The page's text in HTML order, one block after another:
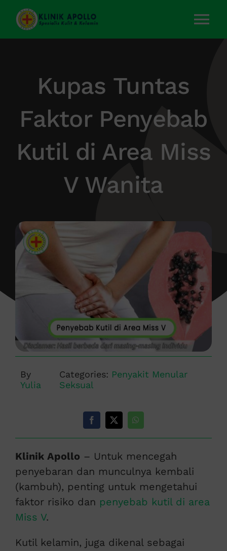
Skip
content
Layanan Kami
Tentang Kami
Artikel
Kupas Tuntas
Faktor Penyebab
Kutil di Area Miss
V Wanita
By
Yulia
Categories: Penyakit Menular
Seksual
Klinik Apollo – Untuk mencegah
penyebaran dan munculnya kembali
(kambuh), penting untuk mengetahui
faktor risiko dan penyebab kutil di area
Miss V.
Kutil kelamin, juga dikenal sebagai